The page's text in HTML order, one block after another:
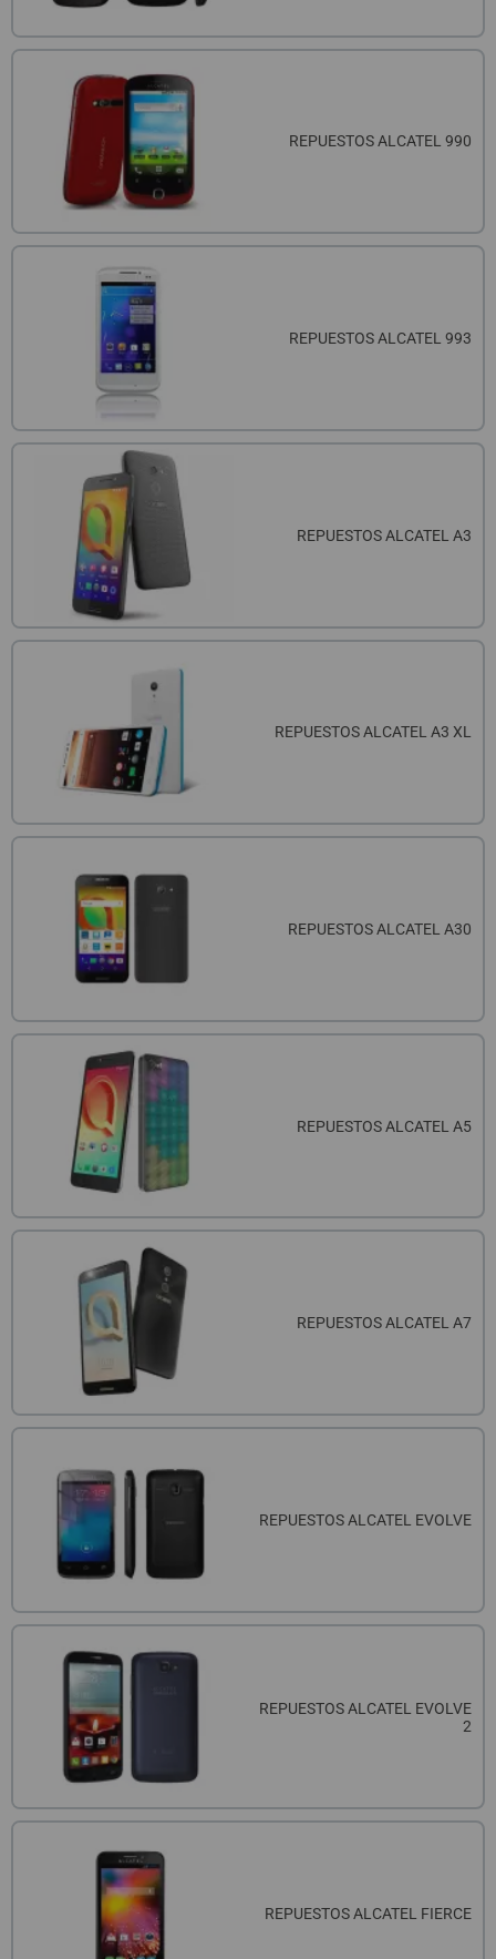
REPUESTOS ALCATEL 990
REPUESTOS ALCATEL 993
REPUESTOS ALCATEL A3
REPUESTOS ALCATEL A3 XL
REPUESTOS ALCATEL A30
REPUESTOS ALCATEL A5
REPUESTOS ALCATEL A7
REPUESTOS ALCATEL EVOLVE
REPUESTOS ALCATEL EVOLVE
2
REPUESTOS ALCATEL FIERCE